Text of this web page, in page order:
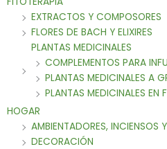
EXTRACTOS Y COMPOSORES
FLORES DE BACH Y ELIXIRES
PLANTAS MEDICINALES
COMPLEMENTOS PARA
PLANTAS MEDICINALES A
PLANTAS MEDICINALES EN
HOGAR
AMBIENTADORES, INCIENSOS
DECORACIÓN